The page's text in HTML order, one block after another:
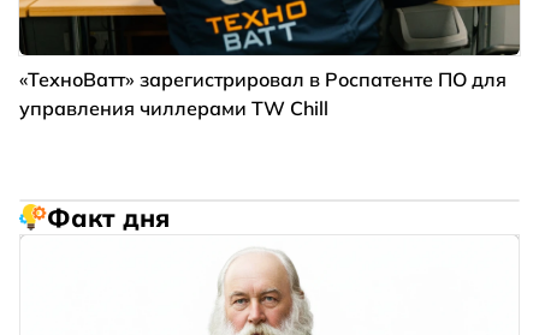
«ТехноВатт» зарегистрировал в Роспатенте ПО для
управления чиллерами TW Chill
Факт дня